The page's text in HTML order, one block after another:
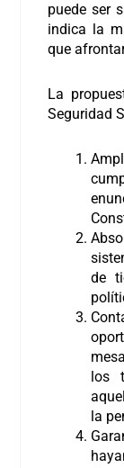
puede ser
indica la
que
La
Seguridad
de
los
la